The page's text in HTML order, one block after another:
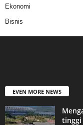
Ekonomi
Bisnis
EVEN MORE NEWS
tinggi